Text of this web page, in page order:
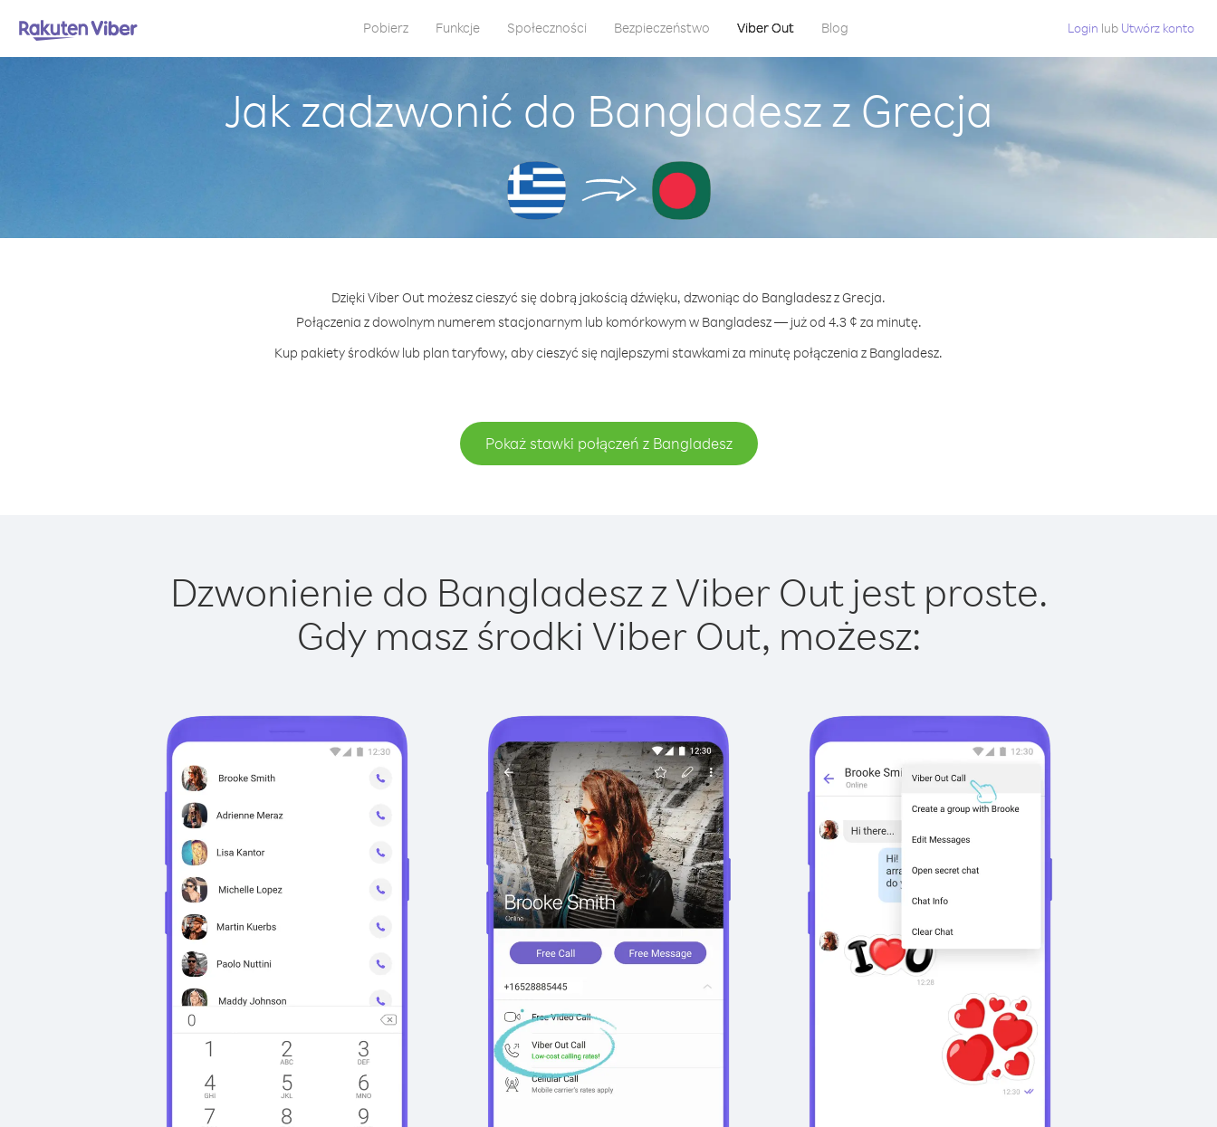
Pobierz Funkcje Społeczności Bezpieczeństwo Viber Out Blog Login lub Utwórz konto
Jak zadzwonić do Bangladesz z Grecja
Dzięki Viber Out możesz cieszyć się dobrą jakością dźwięku, dzwoniąc do Bangladesz z Grecja.
Połączenia z dowolnym numerem stacjonarnym lub komórkowym w Bangladesz — już od 4.3 ¢ za minutę.
Kup pakiety środków lub plan taryfowy, aby cieszyć się najlepszymi stawkami za minutę połączenia z Bangladesz.
Pokaż stawki połączeń z Bangladesz
Dzwonienie do Bangladesz z Viber Out jest proste.
Gdy masz środki Viber Out, możesz: